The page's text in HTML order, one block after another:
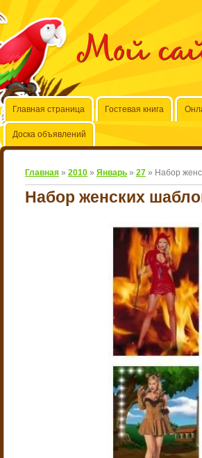
Мой
Главная страница Гостевая книга
Доска объявлений
Главная » 2010 » Январь » 27 » Набор
Набор женских